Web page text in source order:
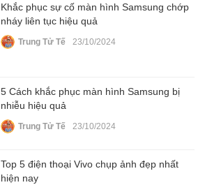
Khắc phục sự cố màn hình Samsung chớp
nháy liên tục hiệu quả
Trung Tử Tế 23/10/2024
5 Cách khắc phục màn hình Samsung bị
nhiễu hiệu quả
Trung Tử Tế 23/10/2024
Top 5 điện thoại Vivo chụp ảnh đẹp nhất
hiện nay